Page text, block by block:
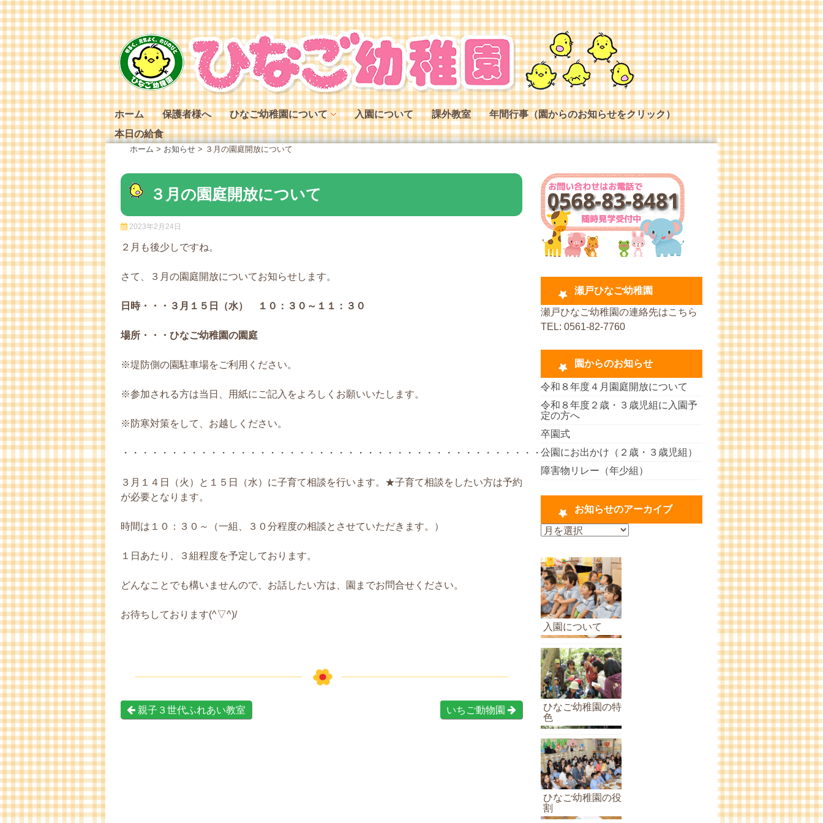
Skip
to
content
ホーム 保護者様へ
ひなご幼稚園について
ひなご幼稚園の特色
ひなご幼稚園の役割
ひなご幼稚園の一日
入園について 課外教室
年間行事（園からのお知らせをクリック）
本日の給食
ホーム > お知らせ > ３月の園庭開放について
３月の園庭開放について
2023年2月24日
２月も後少しですね。
さて、３月の園庭開放についてお知らせします。
日時・・・３月１５日（水） １０：３０～１１：３０
場所・・・ひなご幼稚園の園庭
※堤防側の園駐車場をご利用ください。
※参加される方は当日、用紙にご記入をよろしくお願いいたします。
※防寒対策をして、お越しください。
・・・・・・・・・・・・・・・・・・・・・・・・・・・・・・・・・・・・・・・・・・・・
３月１４日（火）と１５日（水）に子育て相談を行います。★子育て相談をしたい方は予約
が必要となります。
時間は１０：３０～（一組、３０分程度の相談とさせていただきます。）
１日あたり、３組程度を予定しております。
どんなことでも構いませんので、お話したい方は、園までお問合せください。
お待ちしております(^▽^)/
親子３世代ふれあい教室 いちご動物園
瀬戸ひなご幼稚園
瀬戸ひなご幼稚園の連絡先はこちら
TEL: 0561-82-7760
園からのお知らせ
令和８年度４月園庭開放について
令和８年度２歳・３歳児組に入園予
定の方へ
卒園式
公園にお出かけ（２歳・３歳児組）
障害物リレー（年少組）
お知らせのアーカイブ
お
ら
せ
の
ア
ー
カ
イ
ブ
入園について
ひなご幼稚園の特
色
ひなご幼稚園の役
割